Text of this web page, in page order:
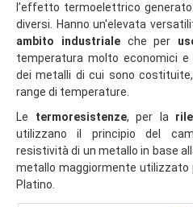
Manometri
Termometri
Trasmettitori di Pressione
Strumenti di misura
Contatti
l’effetto termoelettrico
diversi. Hanno un'elevata
ambito
industrialeche per
temperatura molto economici
dei metalli di cui sono
range di temperature.
Le termoresistenze, per la
utilizzano il principio del
resistività di un metallo in base
metallo maggiormente utilizzato
Platino.